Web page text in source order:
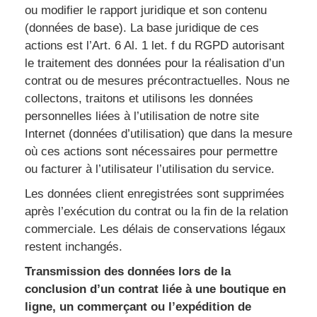
ou modifier le rapport juridique et son contenu
(données de base). La base juridique de ces
actions est l’Art. 6 Al. 1 let. f du RGPD autorisant
le traitement des données pour la réalisation d’un
contrat ou de mesures précontractuelles. Nous ne
collectons, traitons et utilisons les données
personnelles liées à l’utilisation de notre site
Internet (données d’utilisation) que dans la mesure
où ces actions sont nécessaires pour permettre
ou facturer à l’utilisateur l’utilisation du service.
Les données client enregistrées sont supprimées
après l’exécution du contrat ou la fin de la relation
commerciale. Les délais de conservations légaux
restent inchangés.
Transmission des données lors de la
conclusion d’un contrat liée à une boutique en
ligne, un commerçant ou l’expédition de